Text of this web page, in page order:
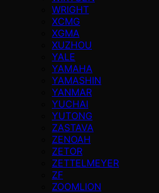
WRIGHT
XCMG
XGMA
XUZHOU
YALE
YAMAHA
YAMASHIN
YANMAR
YUCHAI
YUTONG
ZASTAVA
ZENOAH
ZETOR
ZETTELMEYER
ZF
ZOOMLION